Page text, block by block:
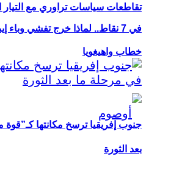
تقاطعات سياسات تراوري مع التيار
خطاب واهيغويا
في 7 نقاط.. لماذا خرج تفشي وباء إيبولا عن السيطرة؟
جنوب إفريقيا ترسخ مكانتها
بعد الثورة